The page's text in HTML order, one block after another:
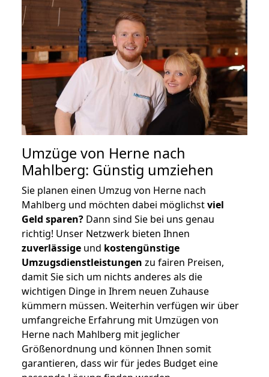
Umzüge von Herne nach
Mahlberg: Günstig umziehen
Sie planen einen Umzug von Herne nach
Mahlberg und möchten dabei möglichstviel
Geld sparen? Dann sind Sie bei uns genau
richtig! Unser Netzwerk bieten Ihnen
zuverlässige und kostengünstige
Umzugsdienstleistungen zu fairen Preisen,
damit Sie sich um nichts anderes als die
wichtigen Dinge in Ihrem neuen Zuhause
kümmern müssen. Weiterhin verfügen wir über
umfangreiche Erfahrung mit Umzügen von
Herne nach Mahlberg mit jeglicher
Größenordnung und können Ihnen somit
garantieren, dass wir für jedes Budget eine